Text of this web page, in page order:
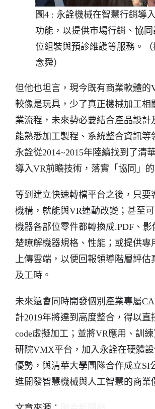
圖4 : 永詮機械在智慧行銷導
功能，以提供市場行銷、協
位組裝與預診維護等服務。
念舜）
但他也坦言，現今既有商業軟體的
較像是玩具，少了真正機械加工相
業流程，未來勢必要結合產品設計
能熟悉加工製程、系統整合資訊等
永詮從2014~2015年陸續找到了清
導入VR前瞻技術，落實「協同」的
等到建立快速轉檔平台之後，只要
機構，就能與VR連動改變；甚至
機器各部位零件都轉換成.PDF、
楚瞭解機器規格、性能；或提供專
上傳雲端，以便回報領導階層評估
及工時。
未來還會同時開發個別產業專屬
計2019年將達到高度整合，得以直
code虛擬加工；並將VR應用、訓
研院VMX平台，加入永詮在硬體
優勢，與清華大學團隊合作成立SI
進開發智慧機械與人工智慧的商業